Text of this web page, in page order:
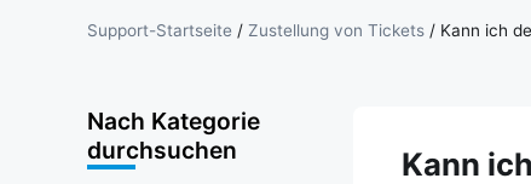
Support-Startseite / Zustellung von Tickets / Kann ich
Nach Kategorie
durchsuchen
Kann